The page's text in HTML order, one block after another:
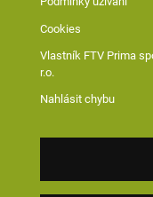
Cookies
Vlastník FTV Prima
r.o.
Nahlásit chybu